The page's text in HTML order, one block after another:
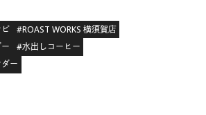
#ROAST WORKS 横須賀店
#水出しコーヒー
ー